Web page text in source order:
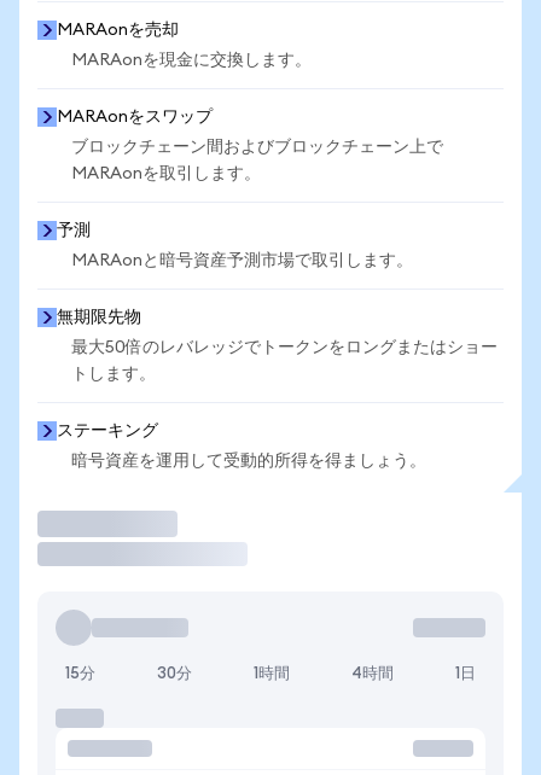
MARAonを売却
MARAonを現金に交換します。
MARAonをスワップ
ブロックチェーン間およびブロックチェーン上で
MARAonを取引します。
予測
MARAonと暗号資産予測市場で取引します。
無期限先物
最大50倍のレバレッジでトークンをロングまたはショー
トします。
ステーキング
暗号資産を運用して受動的所得を得ましょう。
15分 30分 1時間 4時間 1日